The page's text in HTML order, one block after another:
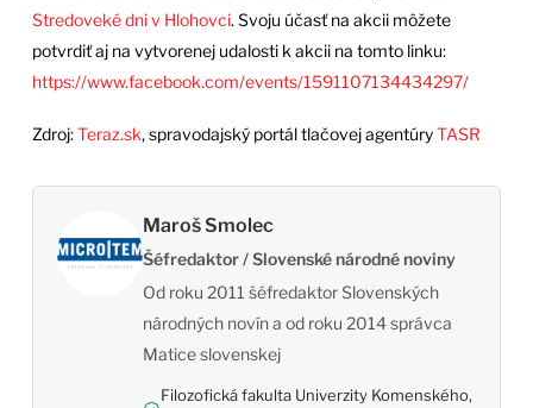
Stredoveké dni v Hlohovci. Svoju účasť na akcii môžete
potvrdiť aj na vytvorenej udalosti k akcii na tomto linku:
https://www.facebook.com/events/1591107134434297/
Zdroj:Teraz.sk, spravodajský portál tlačovej agentúryTASR
Maroš Smolec
Šéfredaktor / Slovenské národné noviny
Od roku 2011 šéfredaktor Slovenských
národných novín a od roku 2014 správca
Matice slovenskej
Filozofická fakulta Univerzity Komenského,